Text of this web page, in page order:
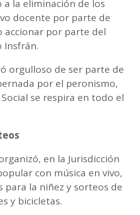
a la eliminación de los
docente por parte de
accionar por parte del
Insfrán.
orgulloso de ser parte de
por el peronismo,
se respira en todo el
en la Jurisdicción
con música en vivo,
para la niñez y sorteos de
y bicicletas.